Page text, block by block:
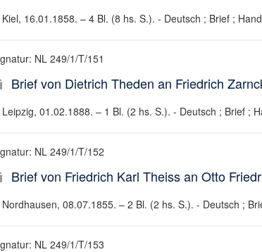
Kiel, 16.01.1858. – 4 Bl. (8 hs. S.). - Deutsch ; Brief ;
NL 249/1/T/151
Brief von Dietrich Theden an Friedrich
Leipzig, 01.02.1888. – 1 Bl. (2 hs. S.). - Deutsch ; Brief ;
NL 249/1/T/152
Brief von Friedrich Karl Theiss an Otto
Nordhausen, 08.07.1855. – 2 Bl. (2 hs. S.). - Deutsch ;
NL 249/1/T/153